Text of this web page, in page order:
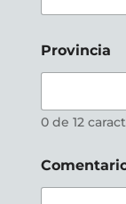
*
*
Provincia
0 de 12